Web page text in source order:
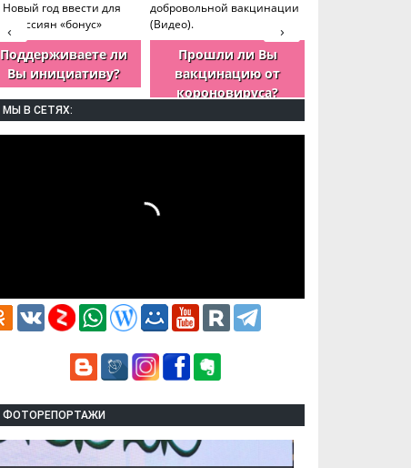
Поддерживаете ли
Вы инициативу?
Прошли ли Вы
вакцинацию от
короновируса?
›
‹
МЫ В СЕТЯХ:
ФОТОРЕПОРТАЖИ